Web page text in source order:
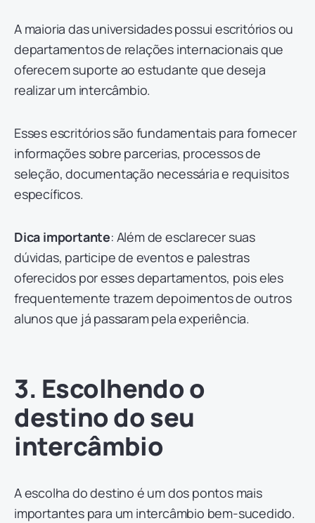
A maioria das universidades possui escritórios ou
departamentos de relações internacionais que
oferecem suporte ao estudante que deseja
realizar um intercâmbio.
Esses escritórios são fundamentais para fornecer
informações sobre parcerias, processos de
seleção, documentação necessária e requisitos
específicos.
Dica importante: Além de esclarecer suas
dúvidas, participe de eventos e palestras
oferecidos por esses departamentos, pois eles
frequentemente trazem depoimentos de outros
alunos que já passaram pela experiência.
3. Escolhendo o
destino do seu
intercâmbio
A escolha do destino é um dos pontos mais
importantes para um intercâmbio bem-sucedido.